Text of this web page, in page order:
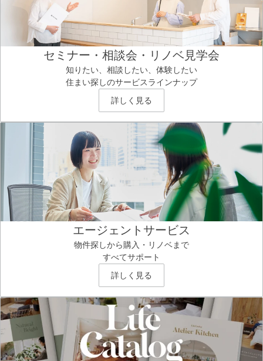
セミナー・相談会・リノベ見学会
知りたい、相談したい、体験したい
住まい探しのサービスラインナップ
詳しく見る
エージェントサービス
物件探しから購入・リノベまで
すべてサポート
詳しく見る